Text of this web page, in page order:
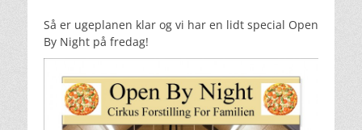
Så er ugeplanen klar og vi har en lidt special Open
By Night på fredag!